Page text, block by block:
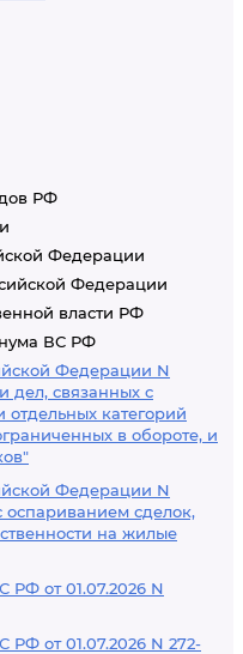
РФ
Федерации
Федерации
власти РФ
ВС РФ
Федерации N
дел, связанных с
категорий
в обороте, и
Федерации N
оспариванием сделок,
на жилые
РФ от 01.07.2026 N
от 01.07.2026 N 272-